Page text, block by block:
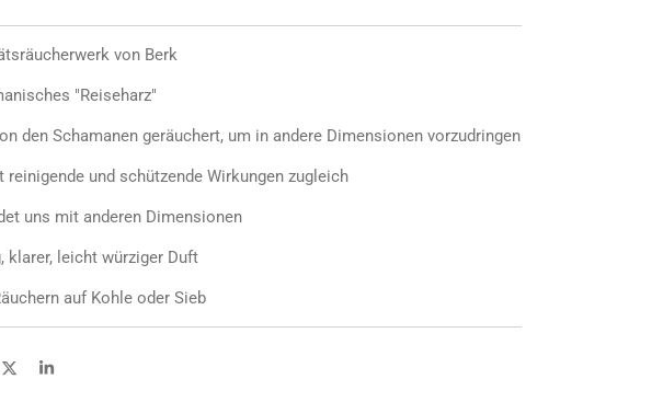
von Berk
"Reiseharz"
den Schamanen geräuchert, um in andere Dimensionen vorzudringen
reinigende und schützende Wirkungen zugleich
uns mit anderen Dimensionen
klarer, leicht würziger Duft
auf Kohle oder Sieb
T
T